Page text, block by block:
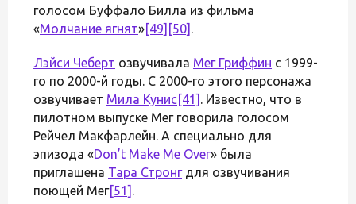
голосом Буффало Билла из фильма
«Молчание ягнят»[49] [50] .
Лэйси Чеберт озвучивала Мег Гриффин с 1999-
го по 2000-й годы. С 2000-го этого персонажа
озвучивает Мила Кунис [41] . Известно, что в
пилотном выпуске Мег говорила голосом
Рейчел Макфарлейн. А специально для
эпизода «Don’t Make Me Over» была
приглашена Тара Стронгдля озвучивания
поющей Мег[51] .